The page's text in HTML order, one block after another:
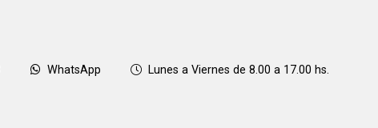
WhatsApp Lunes a Viernes de 8.00 a 17.00 hs.